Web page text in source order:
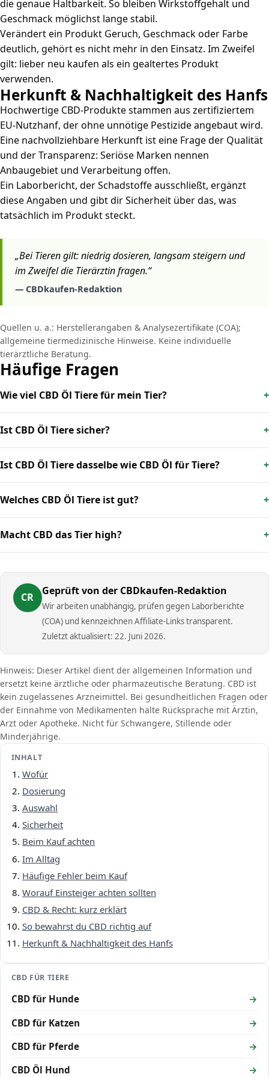
die genaue Haltbarkeit. So bleiben Wirkstoffgehalt und
Geschmack möglichst lange stabil.
Verändert ein Produkt Geruch, Geschmack oder Farbe
deutlich, gehört es nicht mehr in den Einsatz. Im Zweifel
gilt: lieber neu kaufen als ein gealtertes Produkt
verwenden.
Herkunft & Nachhaltigkeit des Hanfs
Hochwertige CBD-Produkte stammen aus zertifiziertem
EU-Nutzhanf, der ohne unnötige Pestizide angebaut wird.
Eine nachvollziehbare Herkunft ist eine Frage der Qualität
und der Transparenz: Seriöse Marken nennen
Anbaugebiet und Verarbeitung offen.
Ein Laborbericht, der Schadstoffe ausschließt, ergänzt
diese Angaben und gibt dir Sicherheit über das, was
tatsächlich im Produkt steckt.
„Bei Tieren gilt: niedrig dosieren, langsam steigern und
im Zweifel die Tierärztin fragen.“
— CBDkaufen-Redaktion
Quellen u. a.: Herstellerangaben & Analysezertifikate (COA);
allgemeine tiermedizinische Hinweise. Keine individuelle
tierärztliche Beratung.
Häufige Fragen
Wie viel CBD Öl Tiere für mein Tier?
Ist CBD Öl Tiere sicher?
Ist CBD Öl Tiere dasselbe wie CBD Öl für Tiere?
Welches CBD Öl Tiere ist gut?
Macht CBD das Tier high?
CR
Geprüft von der CBDkaufen-Redaktion
Wir arbeiten unabhängig, prüfen gegen Laborberichte
(COA) und kennzeichnen Affiliate-Links transparent.
Zuletzt aktualisiert: 22. Juni 2026.
Hinweis: Dieser Artikel dient der allgemeinen Information und
ersetzt keine ärztliche oder pharmazeutische Beratung. CBD ist
kein zugelassenes Arzneimittel. Bei gesundheitlichen Fragen oder
der Einnahme von Medikamenten halte Rücksprache mit Ärztin,
Arzt oder Apotheke. Nicht für Schwangere, Stillende oder
Minderjährige.
INHALT
Wofür
Dosierung
Auswahl
Sicherheit
Beim Kauf achten
Im Alltag
Häufige Fehler beim Kauf
Worauf Einsteiger achten sollten
CBD & Recht: kurz erklärt
So bewahrst du CBD richtig auf
Herkunft & Nachhaltigkeit des Hanfs
CBD FÜR TIERE
CBD für Hunde
CBD für Katzen
CBD für Pferde
CBD Öl Hund